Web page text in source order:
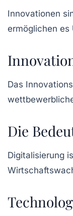
Innovationen
ermöglichen
Das
Die
Digitalisierung